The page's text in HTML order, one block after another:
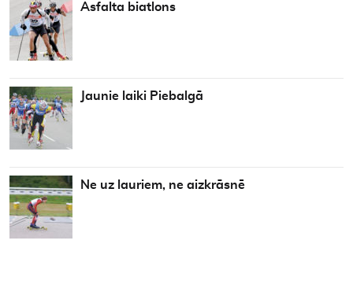
Asfalta biatlons
Jaunie laiki Piebalgā
Ne uz lauriem, ne aizkrāsnē